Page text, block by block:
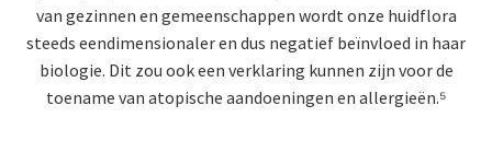
van gezinnen en gemeenschappen wordt onze huidflora
steeds eendimensionaler en dus negatief beïnvloed in haar
biologie. Dit zou ook een verklaring kunnen zijn voor de
toename van atopische aandoeningen en allergieën.⁵